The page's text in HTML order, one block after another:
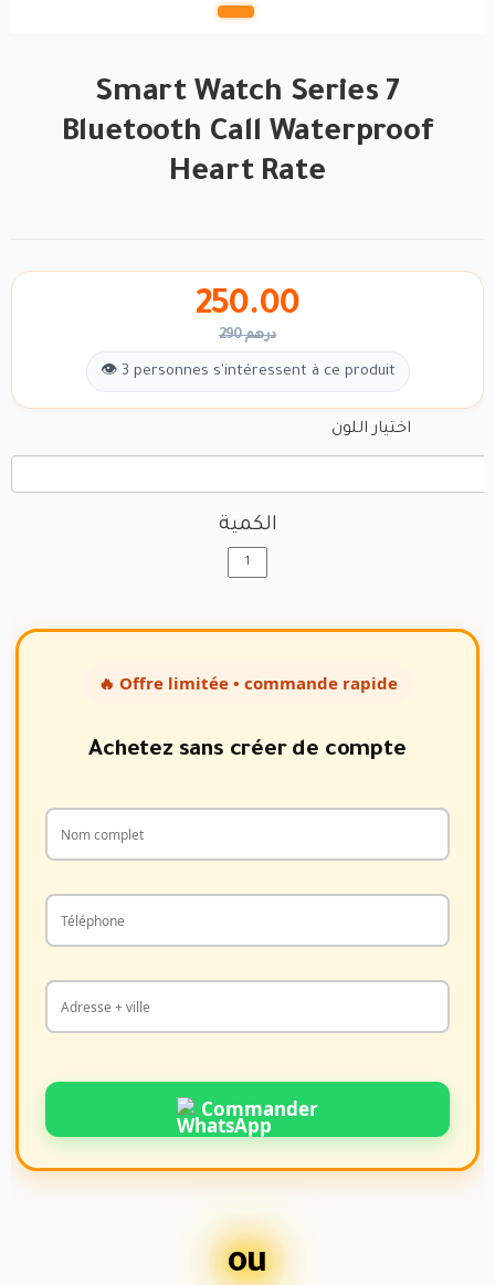
Smart Watch Series 7
Bluetooth Call Waterproof
Heart Rate
250.00
290 درهم
👁 3 personnes s'intéressent à ce produit
اختيار اللون
الكمية
🔥 Offre limitée • commande rapide
Achetez sans créer de compte
Commander
ou